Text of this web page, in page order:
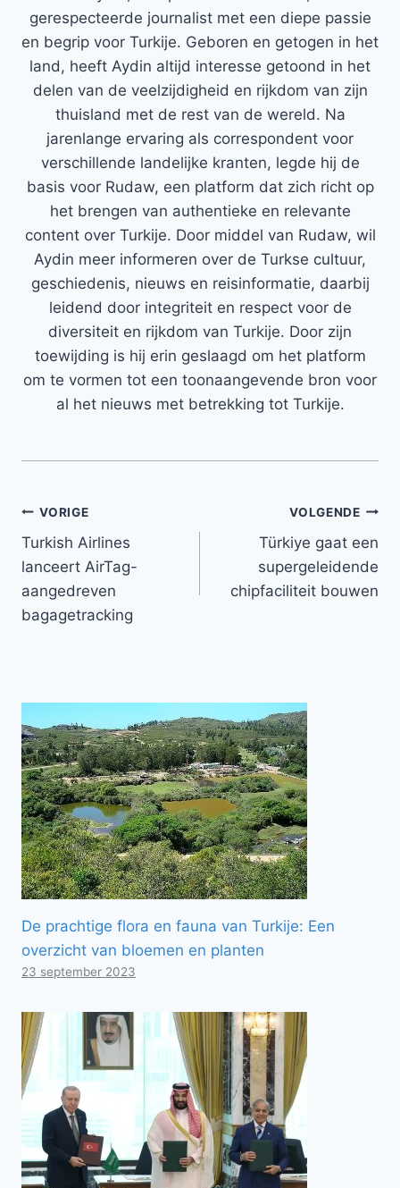
gerespecteerde journalist met een diepe passie
en begrip voor Turkije. Geboren en getogen in het
land, heeft Aydin altijd interesse getoond in het
delen van de veelzijdigheid en rijkdom van zijn
thuisland met de rest van de wereld. Na
jarenlange ervaring als correspondent voor
verschillende landelijke kranten, legde hij de
basis voor Rudaw, een platform dat zich richt op
het brengen van authentieke en relevante
content over Turkije. Door middel van Rudaw, wil
Aydin meer informeren over de Turkse cultuur,
geschiedenis, nieuws en reisinformatie, daarbij
leidend door integriteit en respect voor de
diversiteit en rijkdom van Turkije. Door zijn
toewijding is hij erin geslaagd om het platform
om te vormen tot een toonaangevende bron voor
al het nieuws met betrekking tot Turkije.
Bericht
navigatie
VORIGE
Turkish Airlines
lanceert AirTag-
aangedreven
bagagetracking
VOLGENDE
Türkiye gaat een
supergeleidende
chipfaciliteit bouwen
De prachtige flora en fauna van Turkije: Een
overzicht van bloemen en planten
23 september 2023